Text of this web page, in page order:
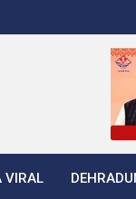
VIRAL